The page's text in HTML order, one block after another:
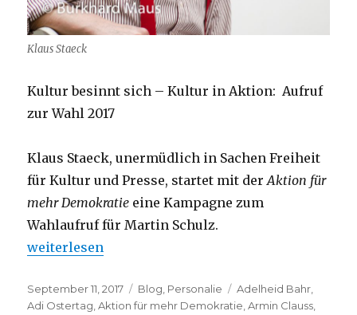
Klaus Staeck
Kultur besinnt sich – Kultur in Aktion: Aufruf
zur Wahl 2017
Klaus Staeck, unermüdlich in Sachen Freiheit
für Kultur und Presse, startet mit derAktion für
mehr Demokratie eine Kampagne zum
Wahlaufruf für Martin Schulz.
„Klaus Staeck – Aktion für mehr Demokratie“
weiterlesen
Veröffentlicht
am
September 11, 2017 Kategorien
Blog, Personalie Schlagwörter
Adelheid Bahr,
Adi Ostertag,Aktion für mehr Demokratie,Armin Clauss,